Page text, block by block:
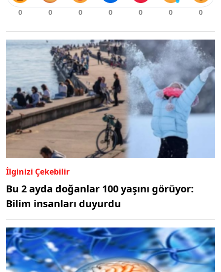
İlginizi Çekebilir
Bu 2 ayda doğanlar 100 yaşını görüyor:
Bilim insanları duyurdu